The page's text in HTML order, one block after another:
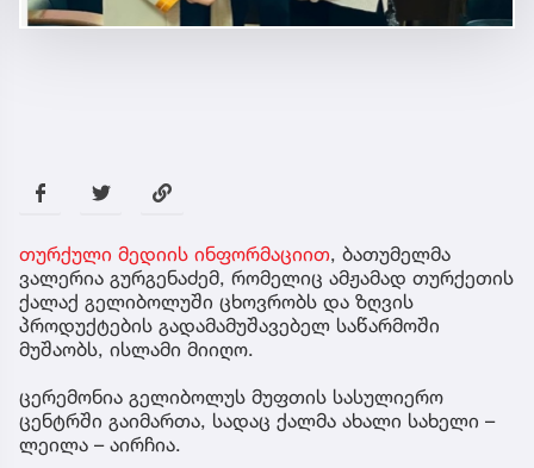
თურქული მედიის ინფორმაციით, ბათუმელმა
ვალერია გურგენაძემ, რომელიც ამჟამად თურქეთის
ქალაქ გელიბოლუში ცხოვრობს და ზღვის
პროდუქტების გადამამუშავებელ საწარმოში
მუშაობს, ისლამი მიიღო.
ცერემონია გელიბოლუს მუფთის სასულიერო
ცენტრში გაიმართა, სადაც ქალმა ახალი სახელი –
ლეილა – აირჩია.